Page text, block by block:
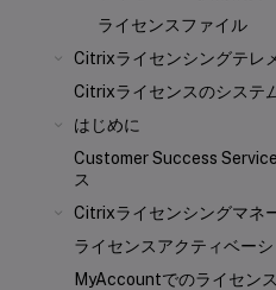
ライセンスファイル
Citrixライセンシングテレ
Citrixライセンスのシステ
はじめに
Customer Success
ス
Citrixライセンシングマネ
ライセンスアクティベー
MyAccountでのライセン